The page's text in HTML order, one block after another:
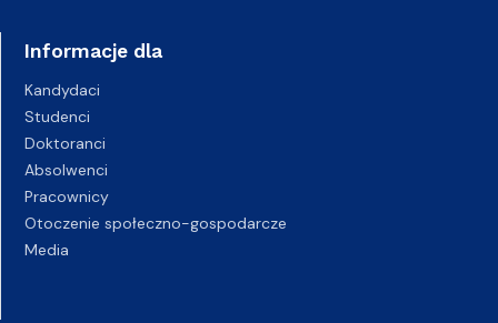
Informacje dla
Kandydaci
Studenci
Doktoranci
Absolwenci
Pracownicy
Otoczenie społeczno-gospodarcze
Media